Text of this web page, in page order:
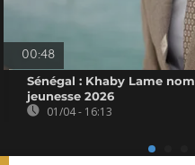
00:48
Sénégal : Khaby Lame
jeunesse 2026
01/04 - 16:13